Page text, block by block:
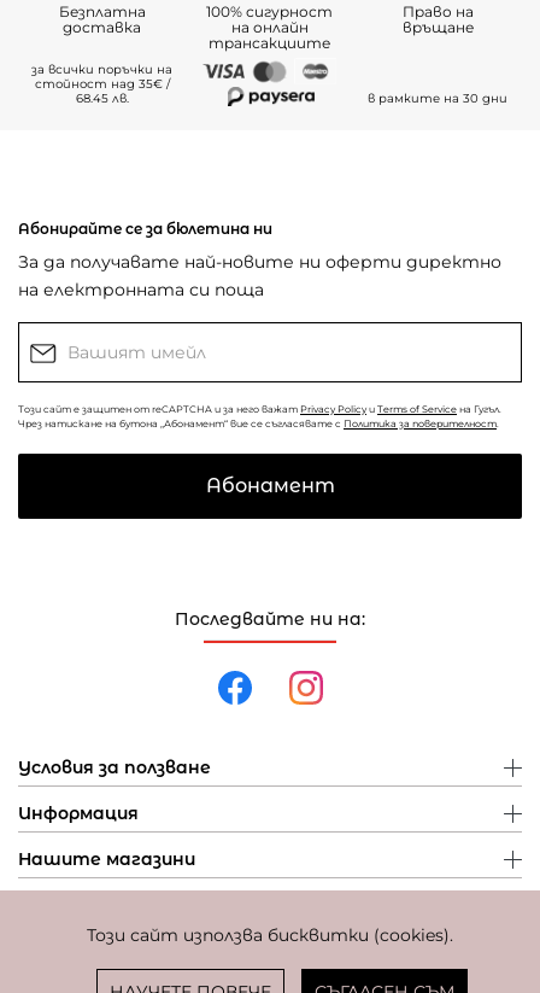
Този сайт използва бисквитки (cookies).
Безплатна
доставка
за всички поръчки на
стойност над 35€ /
68.45 лв.
100% сигурност
на онлайн
трансакциите
Право на
връщане
в рамките на 30 дни
Последвайте ни на:
Условия за ползване
Информация
Нашите магазини
Абонирайте се за бюлетина ни
За да получавате най-новите ни оферти директно
на електронната си поща
Този сайт е защитен от reCAPTCHA и за него важат Privacy Policy и Terms of Service на Гугъл.
Чрез натискане на бутона „Абонамент“ вие се съгласявате с Политика за поверителност
Абонамент
Фиксиран курс за превалутиране: 1 EUR = 1,95583 BGN